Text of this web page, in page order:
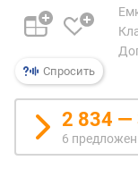
е
д
б
а
л
Спросить
2 834 —
6